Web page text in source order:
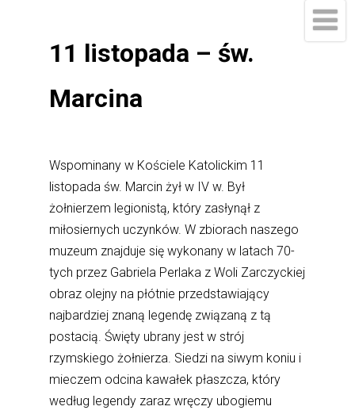
11 listopada – św.
Marcina
Wspominany w Kościele Katolickim 11
listopada św. Marcin żył w IV w. Był
żołnierzem legionistą, który zasłynął z
miłosiernych uczynków. W zbiorach naszego
muzeum znajduje się wykonany w latach 70-
tych przez Gabriela Perlaka z Woli Zarczyckiej
obraz olejny na płótnie przedstawiający
najbardziej znaną legendę związaną z tą
postacią. Święty ubrany jest w strój
rzymskiego żołnierza. Siedzi na siwym koniu i
mieczem odcina kawałek płaszcza, który
według legendy zaraz wręczy ubogiemu